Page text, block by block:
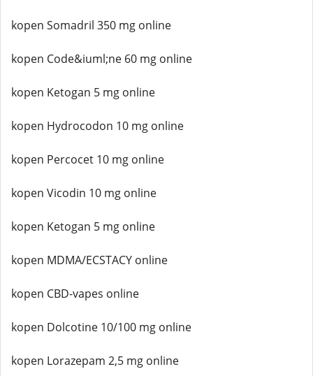
kopen Somadril 350 mg online
kopen Code&iuml;ne 60 mg online
kopen Ketogan 5 mg online
kopen Hydrocodon 10 mg online
kopen Percocet 10 mg online
kopen Vicodin 10 mg online
kopen Ketogan 5 mg online
kopen MDMA/ECSTACY online
kopen CBD-vapes online
kopen Dolcotine 10/100 mg online
kopen Lorazepam 2,5 mg online